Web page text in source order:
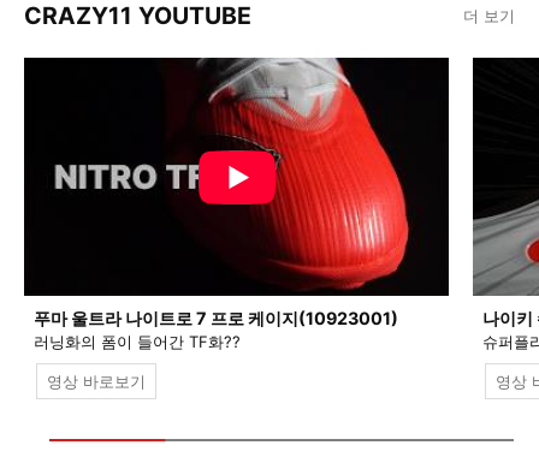
CRAZY11 YOUTUBE 더 보기
푸마 울트라 나이트로 7 프로 케이지(10923001)
러닝화의 폼이 들어간 TF화??
영상 바로보기
나이
슈퍼플
영상